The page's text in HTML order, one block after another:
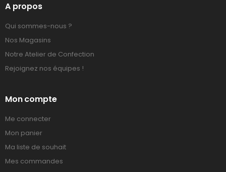
A propos
Qui sommes-nous ?
Nos Magasins
Notre Atelier de Confection
Rejoignez nos équipes !
Mon compte
Me connecter
Mon panier
Ma liste de souhait
Mes commandes